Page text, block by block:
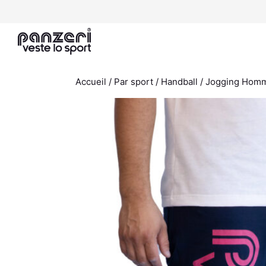
contenu
Accueil / Par sport / Handball / Jogging